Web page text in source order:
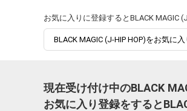
お気に入りに登録するとBLACK MAGIC
BLACK MAGIC (J-HIP HOP)をお気に
現在受け付け中のBLACK
お気に入り登録をすると